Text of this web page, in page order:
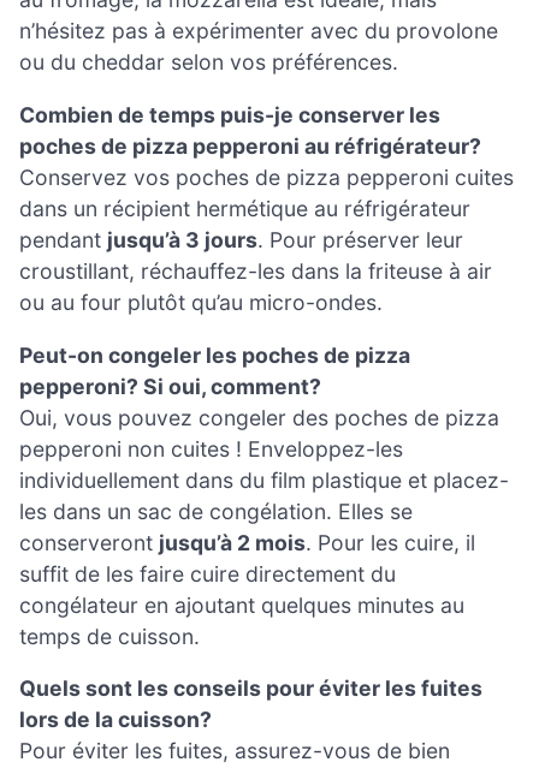
n’hésitez pas à expérimenter avec du provolone
ou du cheddar selon vos préférences.
Combien de temps puis-je conserver les
poches de pizza pepperoni au réfrigérateur?
Conservez vos poches de pizza pepperoni cuites
dans un récipient hermétique au réfrigérateur
pendant jusqu’à 3 jours. Pour préserver leur
croustillant, réchauffez-les dans la friteuse à air
ou au four plutôt qu’au micro-ondes.
Peut-on congeler les poches de pizza
pepperoni? Si oui, comment?
Oui, vous pouvez congeler des poches de pizza
pepperoni non cuites ! Enveloppez-les
individuellement dans du film plastique et placez-
les dans un sac de congélation. Elles se
conserveront jusqu’à 2 mois. Pour les cuire, il
suffit de les faire cuire directement du
congélateur en ajoutant quelques minutes au
temps de cuisson.
Quels sont les conseils pour éviter les fuites
lors de la cuisson?
Pour éviter les fuites, assurez-vous de bien